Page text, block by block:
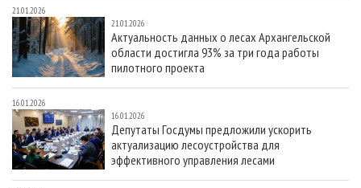
21.01.2026
21.01.2026
Актуальность данных о лесах Архангельской
области достигла 93% за три года работы
пилотного проекта
16.01.2026
16.01.2026
Депутаты Госдумы предложили ускорить
актуализацию лесоустройства для
эффективного управления лесами